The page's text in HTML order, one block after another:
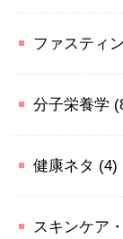
ファスティ
分子栄養学
健康ネタ (4)
スキンケア